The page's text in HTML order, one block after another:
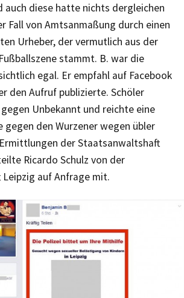
auch diese hatte nichts dergleichen
Fall von Amtsanmaßung durch einen
Urheber, der vermutlich aus der
stammt. B. war die
egal. Er empfahl auf Facebook
den Aufruf publizierte. Schöler
Unbekannt und reichte eine
gegen den Wurzener wegen übler
der Staatsanwaltshaft
Ricardo Schulz von der
auf Anfrage mit.